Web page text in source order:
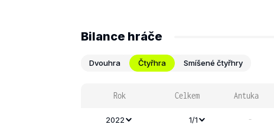
Bilance hráče
Dvouhra Čtyřhra Smíšené čtyřhry
Rok Celkem Antuka
2022 1/1 -